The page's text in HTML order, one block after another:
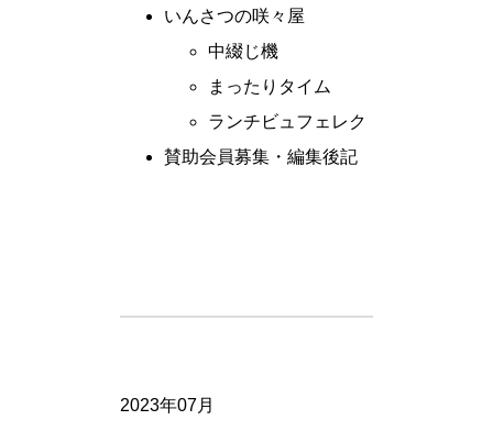
いんさつの咲々屋
中綴じ機
まったりタイム
ランチビュフェレク
賛助会員募集・編集後記
2023年07月